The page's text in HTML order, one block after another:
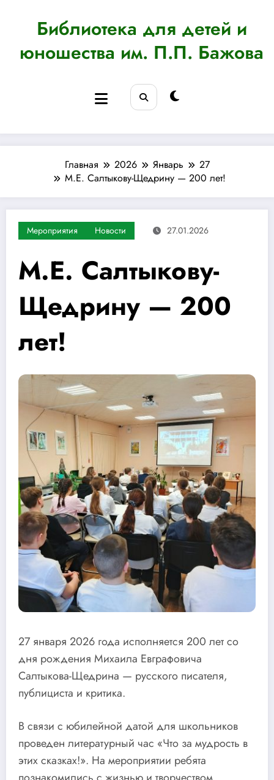
содержимомуБиблиотека для детей и
юношества им. П.П. Бажова
Главная 2026 Январь
27
М.Е. Салтыкову-Щедрину — 200 лет!
Мероприятия Новости 27.01.2026
М.Е. Салтыкову-
Щедрину — 200
лет!
27 января 2026 года исполняется 200 лет со
дня рождения Михаила Евграфовича
Салтыкова-Щедрина — русского писателя,
публициста и критика.
В связи с юбилейной датой для школьников
проведен литературный час «Что за мудрость в
этих сказках!». На мероприятии ребята